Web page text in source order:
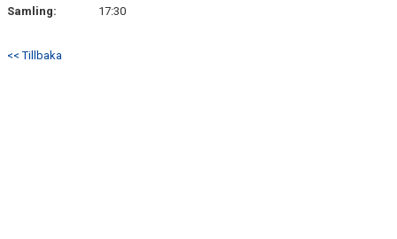
Samling:
17:30
<< Tillbaka